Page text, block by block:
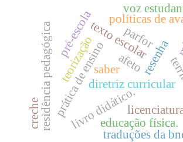
resenha
diretriz curricular
prática de ensinotexto escolar
políticas de
saber
residência pedagógica livro didático.
parfor
voz
educação física.
pré-escola
creche
traduções da
teorização afeto